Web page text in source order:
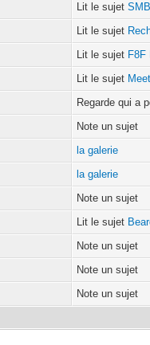
Lit le sujet
Lit le sujet
Lit le sujet F8F
Lit le sujet
Regarde qui a
Note un sujet
la galerie
la galerie
Note un sujet
Lit le sujet
Note un sujet
Note un sujet
Note un sujet